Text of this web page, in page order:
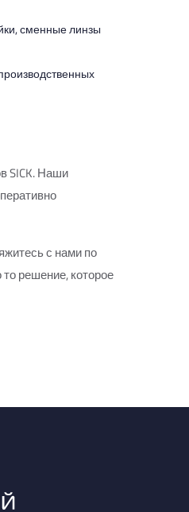
сменные линзы
SICK. Наши
с нами по
решение, которое